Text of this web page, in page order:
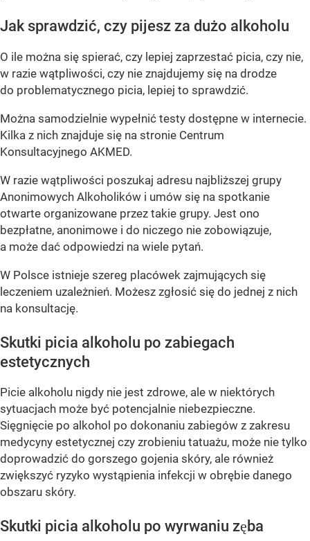
Jak sprawdzić, czy pijesz za dużo alkoholu
O ile można się spierać, czy lepiej zaprzestać picia, czy nie,
w razie wątpliwości, czy nie znajdujemy się na drodze
do problematycznego picia, lepiej to sprawdzić.
Można samodzielnie wypełnić testy dostępne w internecie.
Kilka z nich znajduje się na stronie Centrum
Konsultacyjnego AKMED.
W razie wątpliwości poszukaj adresu najbliższej grupy
Anonimowych Alkoholików i umów się na spotkanie
otwarte organizowane przez takie grupy. Jest ono
bezpłatne, anonimowe i do niczego nie zobowiązuje,
a może dać odpowiedzi na wiele pytań.
W Polsce istnieje szereg placówek zajmujących się
leczeniem uzależnień. Możesz zgłosić się do jednej z nich
na konsultację.
Skutki picia alkoholu po zabiegach
estetycznych
Picie alkoholu nigdy nie jest zdrowe, ale w niektórych
sytuacjach może być potencjalnie niebezpieczne.
Sięgnięcie po alkohol po dokonaniu zabiegów z zakresu
medycyny estetycznej czy zrobieniu tatuażu, może nie tylko
doprowadzić do gorszego gojenia skóry, ale również
zwiększyć ryzyko wystąpienia infekcji w obrębie danego
obszaru skóry.
Skutki picia alkoholu po wyrwaniu zęba